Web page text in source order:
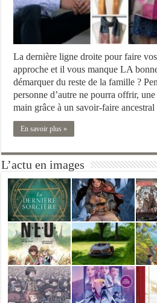
La dernière ligne droite pour faire
approche et il vous manque LA
démarquer du reste de la famille ?
personne d’autre ne pourra offrir,
main grâce à un savoir-faire
En savoir plus »
L’actu en images